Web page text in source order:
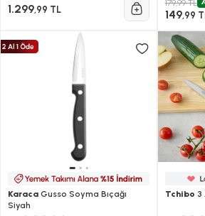
1.299,99 TL
179,99 TL
149,99
Karaca Gusso Soyma Bıçağı
Siyah
Tchibo 3